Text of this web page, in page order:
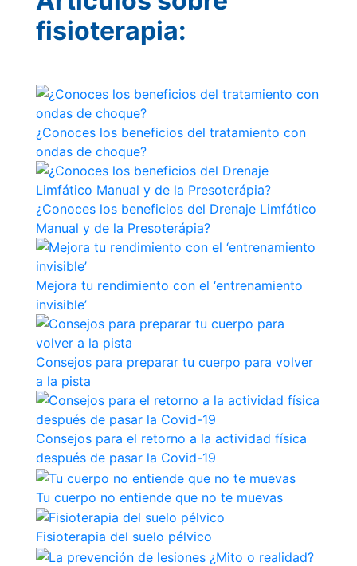
Campeonato
Social de Pádel
Cuadro
d'Honor
Histórico del
Campeonato
Social
Normativa
Otros deportes
Área social
Activitats
Socials
Salidas
culturales
Conferencias
e
Inspirational
Talks
Calendario de
Actividades
Sociales
Juegos de
mesa
fisioterapia:
¿Conoces los beneficios del tratamiento con
ondas de choque?
¿Conoces los beneficios del Drenaje Limfático
Manual y de la Presoterápia?
Mejora tu rendimiento con el ‘entrenamiento
invisible’
Consejos para preparar tu cuerpo para volver
a la pista
Consejos para el retorno a la actividad física
después de pasar la Covid-19
Tu cuerpo no entiende que no te muevas
Fisioterapia del suelo pélvico